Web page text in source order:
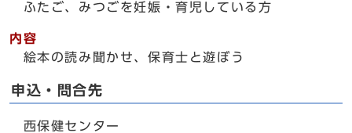
ふたご、みつごを妊娠・育児している方
内容
絵本の読み聞かせ、保育士と遊ぼう
申込・問合先
西保健センター